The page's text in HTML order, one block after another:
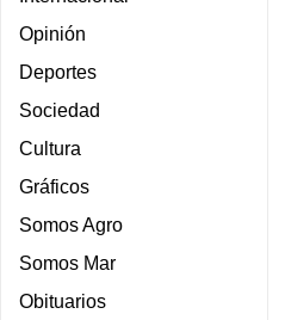
Opinión
Deportes
Sociedad
Cultura
Gráficos
Somos Agro
Somos Mar
Obituarios